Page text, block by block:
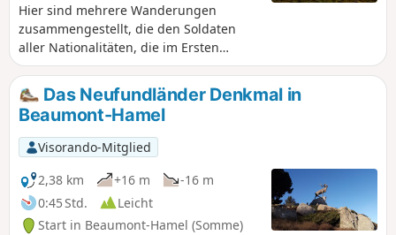
Hier sind mehrere Wanderungen
zusammengestellt, die den Soldaten
aller Nationalitäten, die im Ersten
Weltkrieg gegeneinander kämpften,
Tribut zollen sollen. Mehr als ein
Jahrhundert später zeugen noch immer
einige Überreste von den grauenhaften
Bedingungen, unter denen sie lebten.
In der Liste sind diese Wanderungen
entlang der Frontlinie von Norden nach
Süden und dann von Westen nach
Osten geordnet.
Das Neufundländer Denkmal in
Beaumont-Hamel
Visorando-Mitglied
2,38 km
+16 m
-16 m
0:45 Std.
Leicht
Start in Beaumont-Hamel (Somme)